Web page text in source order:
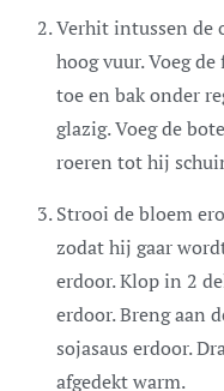
Verhit intussen de
hoog vuur. Voeg
toe en bak onder
glazig. Voeg de
roeren tot hij
Strooi de bloem
zodat hij gaar
erdoor. Klop in 2
erdoor. Breng aan
sojasaus erdoor.
afgedekt warm.